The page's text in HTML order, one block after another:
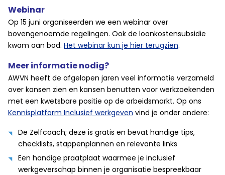
Webinar
Op 15 juni organiseerden we een webinar over
bovengenoemde regelingen. Ook de loonkostensubsidie
kwam aan bod. Het webinar kun je hier terugzien.
Meer informatie nodig?
AWVN heeft de afgelopen jaren veel informatie verzameld
over kansen zien en kansen benutten voor werkzoekenden
met een kwetsbare positie op de arbeidsmarkt. Op ons
Kennisplatform Inclusief werkgeven vind je onder andere:
De Zelfcoach; deze is gratis en bevat handige tips,
checklists, stappenplannen en relevante links
Een handige praatplaat waarmee je inclusief
werkgeverschap binnen je organisatie bespreekbaar